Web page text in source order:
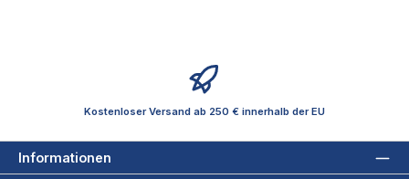
Kostenloser Versand ab 250 € innerhalb der EU
Informationen